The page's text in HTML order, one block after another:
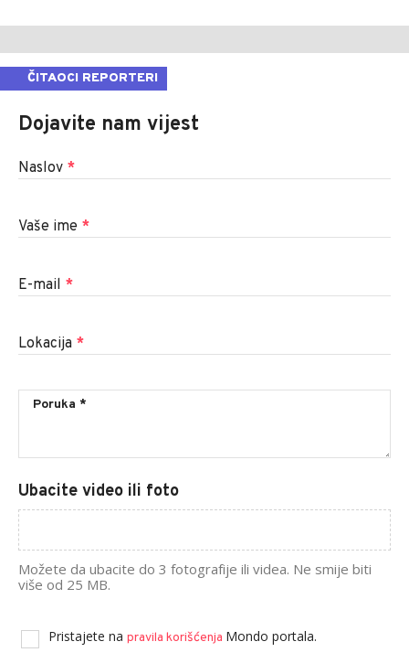
ČITAOCI REPORTERI
Dojavite nam vijest
Naslov *
Vaše ime *
E-mail *
Lokacija *
Ubacite video ili foto
Možete da ubacite do 3 fotografije ili videa. Ne smije biti
više od 25 MB.
Pristajete na pravila korišćenja Mondo portala.